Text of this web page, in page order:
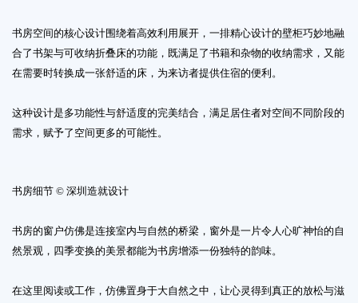
书房空间的核心设计围绕着高效利用展开，一排精心设计的壁柜巧妙地融
合了书架与可收纳折叠床的功能，既满足了书籍和杂物的收纳需求，又能
在需要时转换成一张舒适的床，为来访者提供住宿的便利。
这种设计是多功能性与舒适度的完美结合，满足居住者对空间不同阶段的
需求，赋予了空间更多的可能性。
书房细节 © 深圳造就设计
书房的窗户仿佛是连接室内与自然的桥梁，窗外是一片令人心旷神怡的自
然景观，四季变换的美景都能为书房增添一份独特的韵味。
在这里阅读或工作，仿佛置身于大自然之中，让心灵得到真正的放松与滋